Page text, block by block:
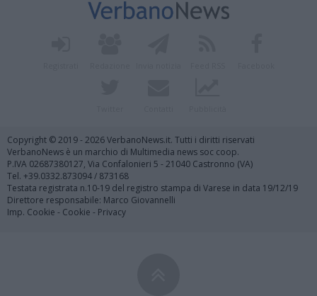
Copyright © 2019 - 2026 VerbanoNews.it. Tutti i diritti riservati
VerbanoNews è un marchio di Multimedia news soc coop.
P.IVA 02687380127, Via Confalonieri 5 - 21040 Castronno (VA)
Tel. +39.0332.873094 / 873168
Testata registrata n.10-19 del registro stampa di Varese in data 19/12/19
Direttore responsabile: Marco Giovannelli
Imp. Cookie - Cookie - Privacy